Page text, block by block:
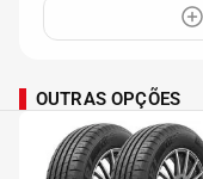
OUTRAS OPÇÕES